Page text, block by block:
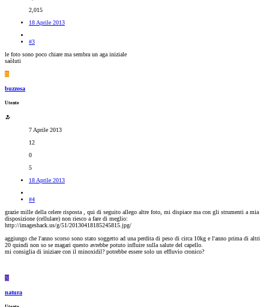
2,015
18 Aprile 2013
#3
le foto sono poco chiare ma sembra un aga iniziale
saòluti
B
buzzosa
Utente
7 Aprile 2013
12
0
5
18 Aprile 2013
#4
grazie mille della celere risposta , qui di seguito allego altre foto, mi dispiace ma con gli strumenti a mia
disposizione (cellulare) non riesco a fare di meglio:
http://imageshack.us/g/51/20130418185245815.jpg/
aggiungo che l'anno scorso sono stato soggetto ad una perdita di peso di circa 10kg e l'anno prima di altri
20 quindi non so se magari questo avrebbe potuto influire sulla salute del capello.
mi consiglia di iniziare con il minoxidil? potrebbe essere solo un effluvio cronico?
N
natura